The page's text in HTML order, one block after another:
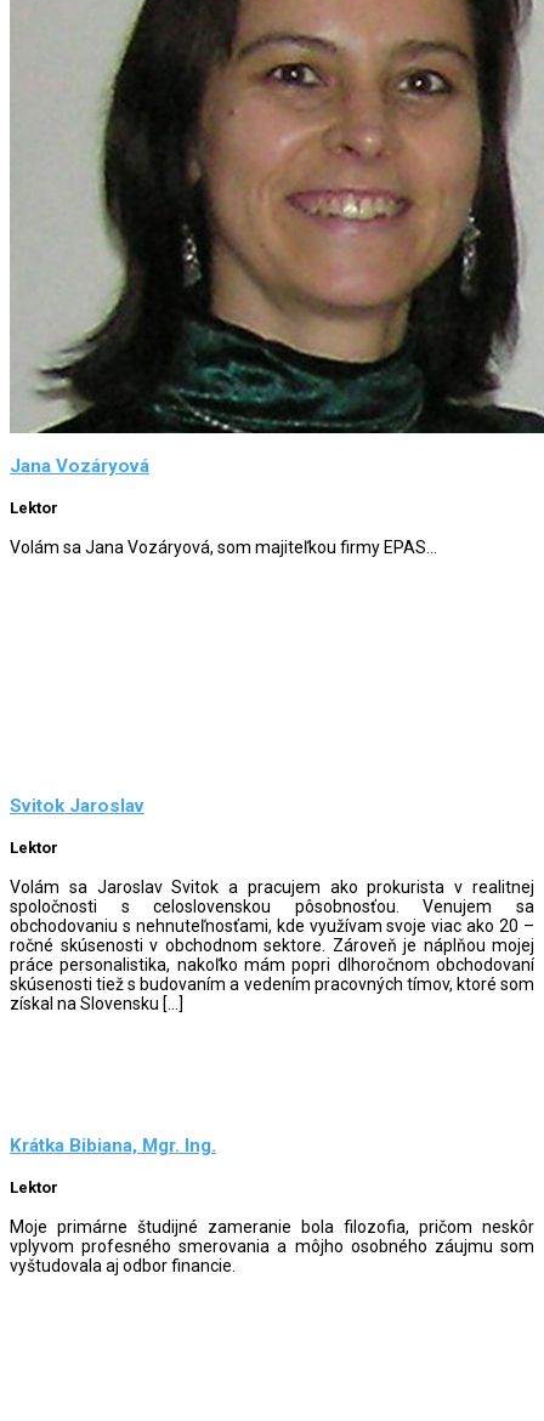
Jana Vozáryová
Lektor
Volám sa Jana Vozáryová, som majiteľkou firmy EPAS...
Svitok Jaroslav
Lektor
Volám sa Jaroslav Svitok a pracujem ako prokurista v realitnej
spoločnosti s celoslovenskou pôsobnosťou. Venujem sa
obchodovaniu s nehnuteľnosťami, kde využívam svoje viac ako 20 –
ročné skúsenosti v obchodnom sektore. Zároveň je náplňou mojej
práce personalistika, nakoľko mám popri dlhoročnom obchodovaní
skúsenosti tiež s budovaním a vedením pracovných tímov, ktoré som
získal na Slovensku […]
Krátka Bibiana, Mgr. Ing.
Lektor
Moje primárne študijné zameranie bola filozofia, pričom neskôr
vplyvom profesného smerovania a môjho osobného záujmu som
vyštudovala aj odbor financie.